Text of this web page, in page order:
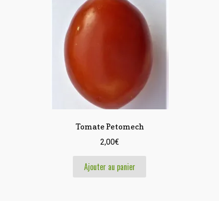
Tomate Petomech
2,00€
Ajouter au panier